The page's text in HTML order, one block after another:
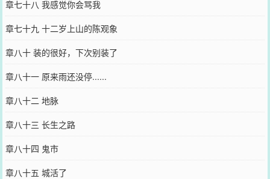
章七十八 我感觉你会骂我
章七十九 十二岁上山的陈观象
章八十 装的很好，下次别装了
章八十一 原来雨还没停......
章八十二 地脉
章八十三 长生之路
章八十四 鬼市
章八十五 城活了